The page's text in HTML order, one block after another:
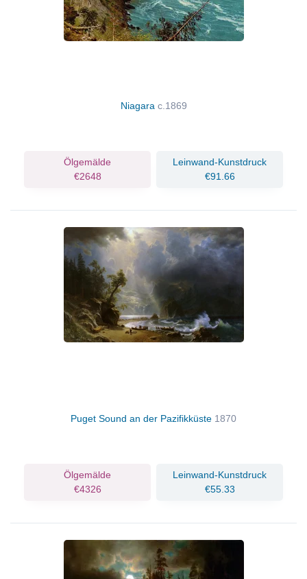
Niagara c.1869
Ölgemälde
€2648
Leinwand-Kunstdruck
€91.66
Puget Sound an der Pazifikküste 1870
Ölgemälde
€4326
Leinwand-Kunstdruck
€55.33